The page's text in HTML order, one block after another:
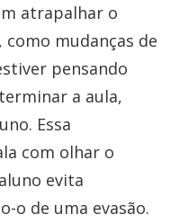
atrapalhar o
mudanças de
pensando
a aula,
Essa
com olhar o
evita
o de uma evasão.